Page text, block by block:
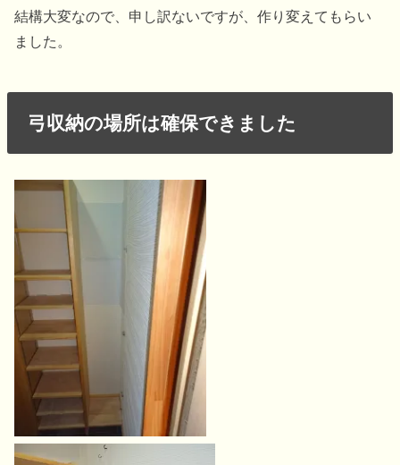
結構大変なので、申し訳ないですが、作り変えてもらい
ました。
弓収納の場所は確保できました